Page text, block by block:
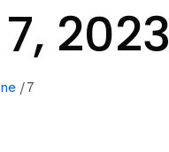
2023
7